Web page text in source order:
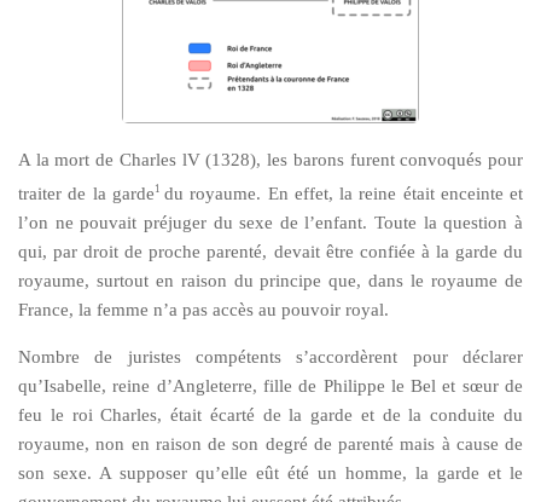
A la mort de Charles lV (1328), les barons furent convoqués pour
traiter de la garde 1 du royaume. En effet, la reine était enceinte et
l’on ne pouvait préjuger du sexe de l’enfant. Toute la question à
qui, par droit de proche parenté, devait être confiée à la garde du
royaume, surtout en raison du principe que, dans le royaume de
France, la femme n’a pas accès au pouvoir royal.
Nombre de juristes compétents s’accordèrent pour déclarer
qu’Isabelle, reine d’Angleterre, fille de Philippe le Bel et sœur de
feu le roi Charles, était écarté de la garde et de la conduite du
royaume, non en raison de son degré de parenté mais à cause de
son sexe. A supposer qu’elle eût été un homme, la garde et le